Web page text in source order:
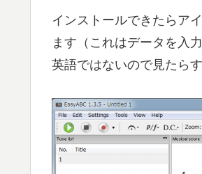
インストールできたらア
ます（これはデータを入
英語ではないので見たら